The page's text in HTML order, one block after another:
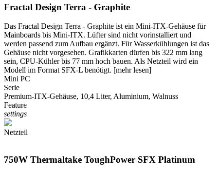
Fractal Design Terra - Graphite
Das Fractal Design Terra - Graphite ist ein Mini-ITX-Gehäuse für
Mainboards bis Mini-ITX. Lüfter sind nicht vorinstalliert und
werden passend zum Aufbau ergänzt. Für Wasserkühlungen ist das
Gehäuse nicht vorgesehen. Grafikkarten dürfen bis 322 mm lang
sein, CPU-Kühler bis 77 mm hoch bauen. Als Netzteil wird ein
Modell im Format SFX-L benötigt. [mehr lesen]
Mini PC
Serie
Premium-ITX-Gehäuse, 10,4 Liter, Aluminium, Walnuss
Feature
settings
Netzteil
750W Thermaltake ToughPower SFX Platinum